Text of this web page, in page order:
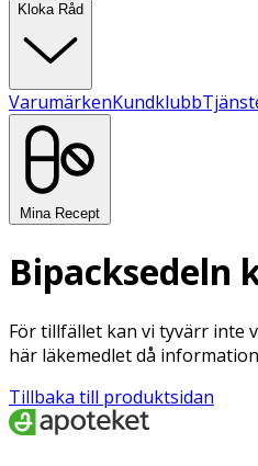
Kloka Råd
VarumärkenKundklubb
Mina Recept
Bipacksedeln
För tillfället kan vi tyvärr inte
här läkemedlet då
Tillbaka till produktsidan